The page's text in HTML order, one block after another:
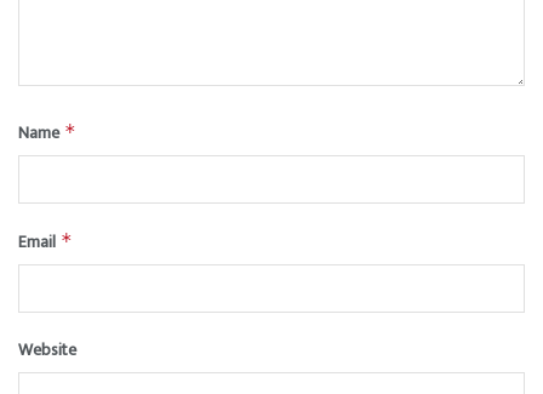
Name *
Email *
Website